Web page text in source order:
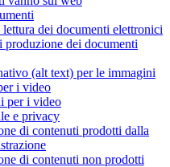
dei documenti elettronici
dei documenti
(alt text) per le immagini
i video
per i video
e privacy
di contenuti prodotti dalla
di contenuti non prodotti